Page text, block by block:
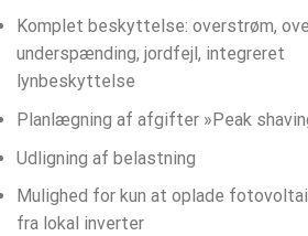
Komplet beskyttelse: overstrøm,
underspænding, jordfejl, integreret
lynbeskyttelse
Planlægning af afgifter »Peak
Udligning af belastning
Mulighed for kun at oplade
fra lokal inverter